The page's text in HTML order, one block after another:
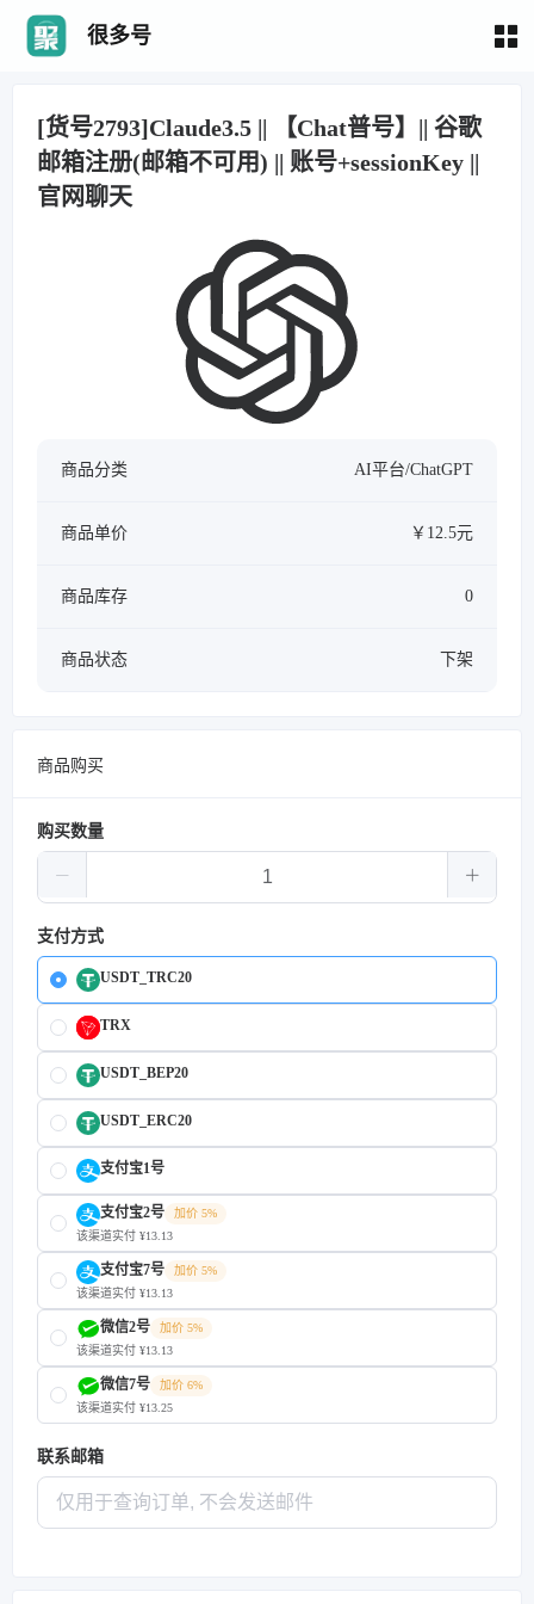
很多号
[货号2793]Claude3.5 || 【Chat普号】|| 谷歌
邮箱注册(邮箱不可用) || 账号+sessionKey ||
官网聊天
商品分类 AI平台/ChatGPT
商品单价 ￥12.5元
商品库存 0
商品状态 下架
商品购买
购买数量
支付方式
USDT_TRC20
TRX
USDT_BEP20
USDT_ERC20
支付宝1号
支付宝2号
加价 5%
该渠道实付 ¥13.13
支付宝7号
加价 5%
该渠道实付 ¥13.13
微信2号
加价 5%
该渠道实付 ¥13.13
微信7号
加价 6%
该渠道实付 ¥13.25
联系邮箱